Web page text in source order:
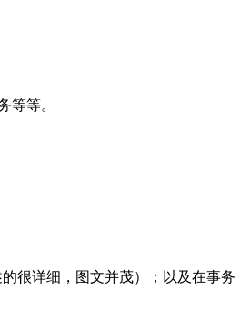
等等。
很详细，图文并茂）；以及在事务